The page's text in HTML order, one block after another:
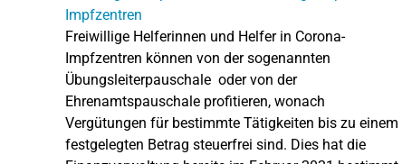
Freiwillige Helferinnen und Helfer in Corona-
Impfzentren können von der sogenannten
Übungsleiterpauschale oder von der
Ehrenamtspauschale profitieren, wonach
Vergütungen für bestimmte Tätigkeiten bis zu einem
festgelegten Betrag steuerfrei sind. Dies hat die